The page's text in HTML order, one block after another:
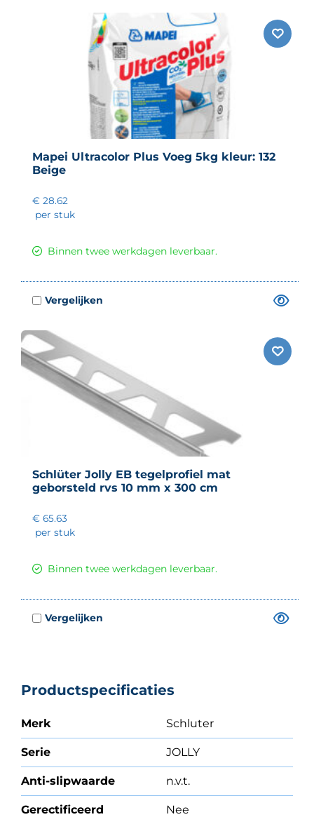
Mapei Ultracolor Plus Voeg 5kg kleur: 132
Beige
€ 28.62
per stuk
Binnen twee werkdagen leverbaar.
Schlüter Jolly EB tegelprofiel mat
geborsteld rvs 10 mm x 300 cm
€ 65.63
per stuk
Binnen twee werkdagen leverbaar.
Productspecificaties
Merk Schluter
Serie JOLLY
Anti-slipwaarde n.v.t.
Gerectificeerd Nee